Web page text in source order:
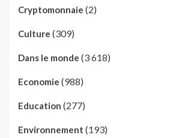
Cryptomonnaie (2)
Culture (309)
Dans le monde (3 618)
Economie (988)
Education (277)
Environnement (193)